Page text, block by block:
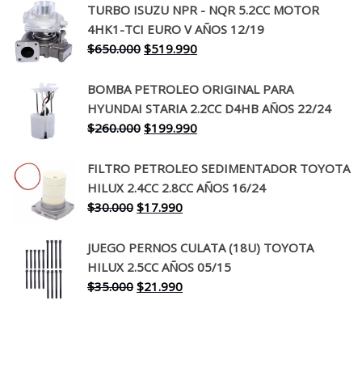
original
era:
$130.000.
actual
es:
$94.990.
TURBO ISUZU NPR - NQR 5.2CC MOTOR
4HK1-TCI EURO V AÑOS 12/19
$650.000 El
original
era:
$650.000.
$519.990El
actual
es:
$519.990.
BOMBA PETROLEO ORIGINAL PARA
HYUNDAI STARIA 2.2CC D4HB AÑOS 22/24
$260.000 El
original
era:
$260.000.
$199.990El
actual
es:
FILTRO PETROLEO SEDIMENTADOR TOYOTA
HILUX 2.4CC 2.8CC AÑOS 16/24
$30.000 El
original
era:
$30.000.
$17.990El
actual
es:
$17.990.
JUEGO PERNOS CULATA (18U) TOYOTA
HILUX 2.5CC AÑOS 05/15
$35.000 El
$21.990El